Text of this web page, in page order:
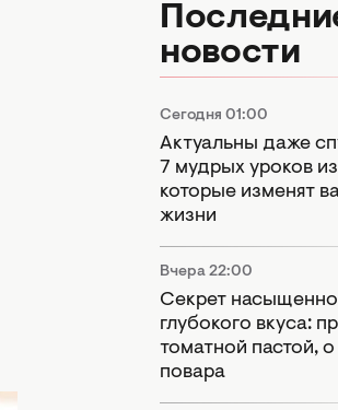
новости
Сегодня 01:00
Актуальны даже
7 мудрых уроков
которые изменят
жизни
Вчера 22:00
Секрет
глубокого вкуса:
томатной пастой,
повара